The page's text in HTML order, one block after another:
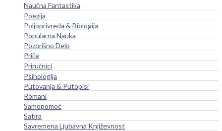
Naučna Fantastika
Poezija
Poljoprivreda & Biologija
Popularna Nauka
Pozorišno Delo
Priče
Priručnici
Psihologija
Putovanja & Putopisi
Romani
Samopomoć
Satira
Savremena Ljubavna Književnost